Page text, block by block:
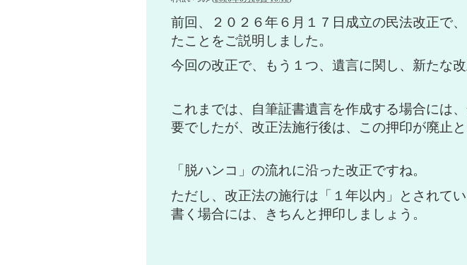
前回、２０２６年６月１７日成立の民法改正で
たことをご説明しました。
今回の改正で、もう１つ、遺言に関し、新たな改
これまでは、自筆証書遺言を作成する場合には
要でしたが、改正法施行後は、この押印が廃止と
「脱ハンコ」の流れに沿った改正ですね。
ただし、改正法の施行は「１年以内」とされて
書く場合には、きちんと押印しましょう。